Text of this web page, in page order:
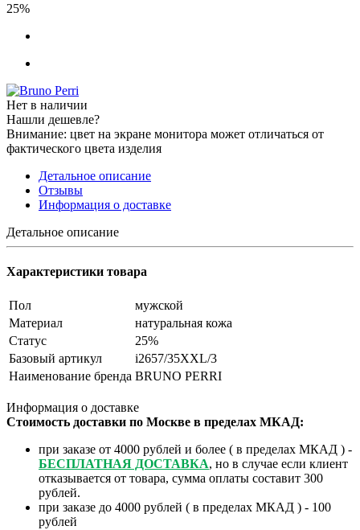
25%
Нет в наличии
Нашли дешевле?
Внимание: цвет на экране монитора может отличаться от
фактического цвета изделия
Детальное описание
Отзывы
Информация о доставке
Детальное описание
Характеристики товара
Пол
мужской
Материал
натуральная кожа
Статус
25%
Базовый артикул
i2657/35XXL/3
Наименование бренда BRUNO PERRI
Информация о доставке
Стоимость доставки по Москве в пределах МКАД:
при заказе от 4000 рублей и более ( в пределах МКАД ) -
БЕСПЛАТНАЯ ДОСТАВКА, но в случае если клиент
отказывается от товара, сумма оплаты составит 300
рублей.
при заказе до 4000 рублей ( в пределах МКАД ) - 100
рублей